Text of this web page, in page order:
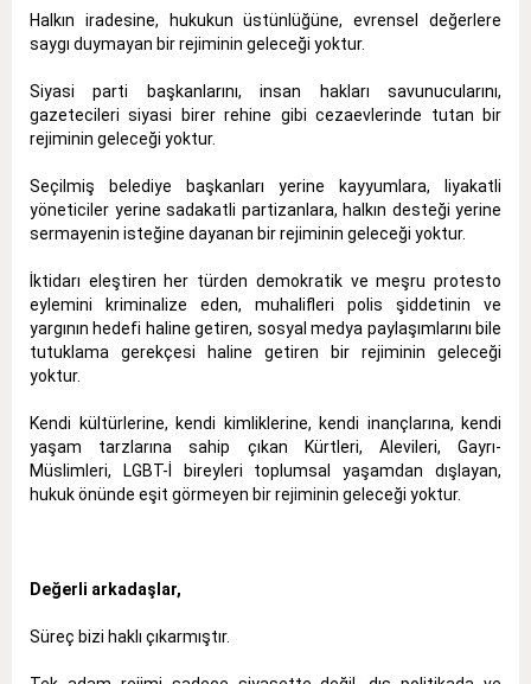
Halkın iradesine, hukukun üstünlüğüne, evrensel değerlere
saygı duymayan bir rejiminin geleceği yoktur.
Siyasi parti başkanlarını, insan hakları savunucularını,
gazetecileri siyasi birer rehine gibi cezaevlerinde tutan bir
rejiminin geleceği yoktur.
Seçilmiş belediye başkanları yerine kayyumlara, liyakatli
yöneticiler yerine sadakatli partizanlara, halkın desteği yerine
sermayenin isteğine dayanan bir rejiminin geleceği yoktur.
İktidarı eleştiren her türden demokratik ve meşru protesto
eylemini kriminalize eden, muhalifleri polis şiddetinin ve
yargının hedefi haline getiren, sosyal medya paylaşımlarını bile
tutuklama gerekçesi haline getiren bir rejiminin geleceği
yoktur.
Kendi kültürlerine, kendi kimliklerine, kendi inançlarına, kendi
yaşam tarzlarına sahip çıkan Kürtleri, Alevileri, Gayrı-
Müslimleri, LGBT-İ bireyleri toplumsal yaşamdan dışlayan,
hukuk önünde eşit görmeyen bir rejiminin geleceği yoktur.
Değerli arkadaşlar,
Süreç bizi haklı çıkarmıştır.